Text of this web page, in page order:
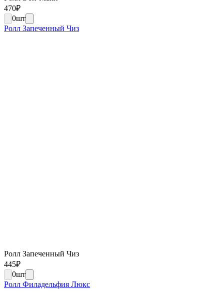
470₽
0шт
Ролл Запеченный Чиз
Ролл Запеченный Чиз
445₽
0шт
Ролл Филадельфия Люкс